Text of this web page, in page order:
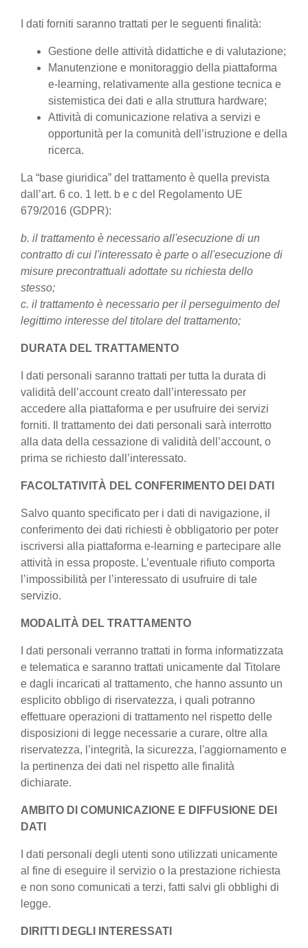
I dati forniti saranno trattati per le seguenti finalità:
Gestione delle attività didattiche e di valutazione;
Manutenzione e monitoraggio della piattaforma
e-learning, relativamente alla gestione tecnica e
sistemistica dei dati e alla struttura hardware;
Attività di comunicazione relativa a servizi e
opportunità per la comunità dell’istruzione e della
ricerca.
La “base giuridica” del trattamento è quella prevista
dall’art. 6 co. 1 lett. b e c del Regolamento UE
679/2016 (GDPR):
b. il trattamento è necessario all'esecuzione di un
contratto di cui l'interessato è parte o all'esecuzione di
misure precontrattuali adottate su richiesta dello
stesso;
c. il trattamento è necessario per il perseguimento del
legittimo interesse del titolare del trattamento;
DURATA DEL TRATTAMENTO
I dati personali saranno trattati per tutta la durata di
validità dell’account creato dall’interessato per
accedere alla piattaforma e per usufruire dei servizi
forniti. Il trattamento dei dati personali sarà interrotto
alla data della cessazione di validità dell’account, o
prima se richiesto dall’interessato.
FACOLTATIVITÀ DEL CONFERIMENTO DEI DATI
Salvo quanto specificato per i dati di navigazione, il
conferimento dei dati richiesti è obbligatorio per poter
iscriversi alla piattaforma e-learning e partecipare alle
attività in essa proposte. L’eventuale rifiuto comporta
l’impossibilità per l’interessato di usufruire di tale
servizio.
MODALITÀ DEL TRATTAMENTO
I dati personali verranno trattati in forma informatizzata
e telematica e saranno trattati unicamente dal Titolare
e dagli incaricati al trattamento, che hanno assunto un
esplicito obbligo di riservatezza, i quali potranno
effettuare operazioni di trattamento nel rispetto delle
disposizioni di legge necessarie a curare, oltre alla
riservatezza, l’integrità, la sicurezza, l'aggiornamento e
la pertinenza dei dati nel rispetto alle finalità
dichiarate.
AMBITO DI COMUNICAZIONE E DIFFUSIONE DEI
DATI
I dati personali degli utenti sono utilizzati unicamente
al fine di eseguire il servizio o la prestazione richiesta
e non sono comunicati a terzi, fatti salvi gli obblighi di
legge.
DIRITTI DEGLI INTERESSATI